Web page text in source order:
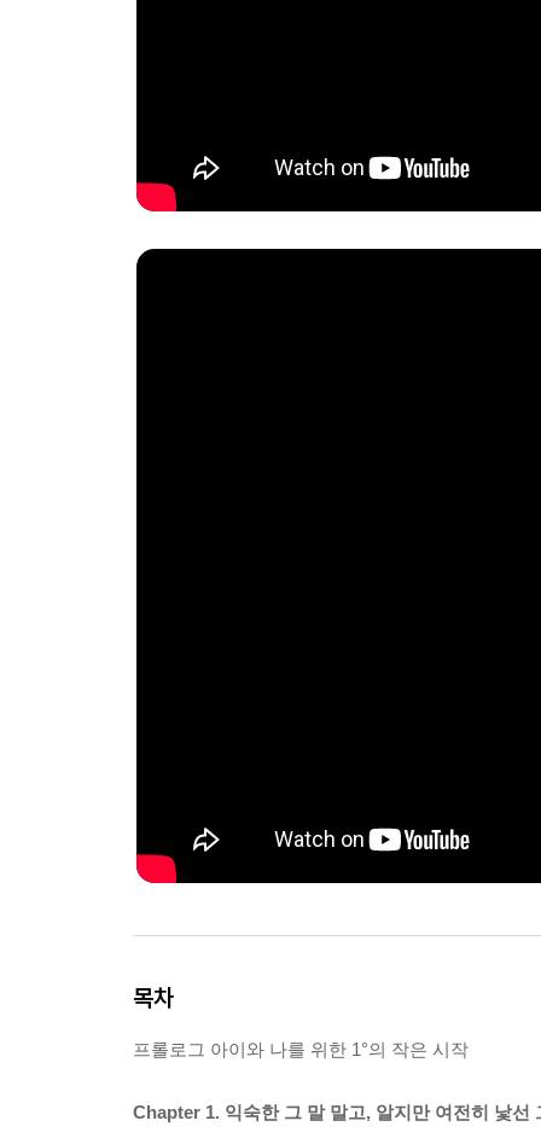
목차
프롤로그 아이와 나를 위한 1°의 작은 시작
Chapter 1. 익숙한 그 말 말고, 알지만 여전히 낯선